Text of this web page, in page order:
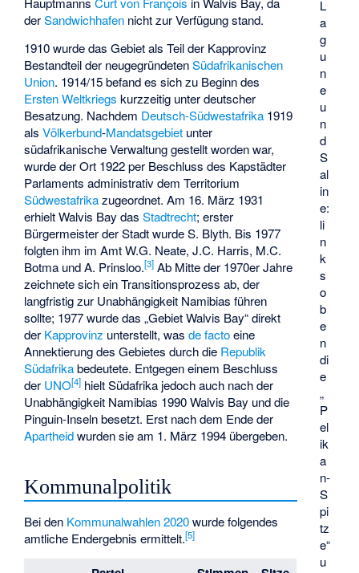
L
a
g
u
n
e
u
n
d
S
al
in
e:
li
n
k
s
o
b
e
n
di
e
„
P
el
ik
a
n-
S
pi
tz
e“
u
derSandwichhafen nicht zur Verfügung stand.
1910 wurde das Gebiet als Teil der Kapprovinz
Bestandteil der neugegründetenSüdafrikanischen
Union. 1914/15 befand es sich zu Beginn des
Ersten Weltkriegs kurzzeitig unter deutscher
Besatzung. Nachdem Deutsch-Südwestafrika 1919
alsVölkerbund-Mandatsgebiet unter
südafrikanische Verwaltung gestellt worden war,
wurde der Ort 1922 per Beschluss des Kapstädter
Parlaments administrativ dem Territorium
Südwestafrikazugeordnet. Am 16. März 1931
erhielt Walvis Bay dasStadtrecht;erster
Bürgermeister der Stadtwurde S. Blyth. Bis 1977
folgten ihm im Amt W.G. Neate, J.C. Harris, M.C.
Botma und A. Prinsloo.[3] Ab Mitte der 1970er Jahre
zeichnete sich ein Transitionsprozess ab, der
langfristig zur Unabhängigkeit Namibias führen
sollte; 1977 wurde das „Gebiet Walvis Bay“ direkt
der Kapprovinz unterstellt, wasde factoeine
Annektierung des Gebietes durch die Republik
Südafrikabedeutete. Entgegen einem Beschluss
der UNO[4] hielt Südafrika jedoch auch nach der
Unabhängigkeit Namibias 1990 Walvis Bay und die
Pinguin-Inselnbesetzt. Erst nach dem Ende der
Apartheidwurden sie am 1. März 1994 übergeben.
Kommunalpolitik
Bei den Kommunalwahlen 2020wurde folgendes
amtliche Endergebnis ermittelt.[5]